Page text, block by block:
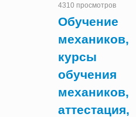
4310 просмотров
Обучение
механиков,
курсы
обучения
механиков,
аттестация,